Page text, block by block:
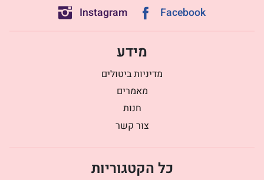
Facebook
Instagram
מידע
מדיניות ביטולים
מאמרים
חנות
צור קשר
כל הקטגוריות